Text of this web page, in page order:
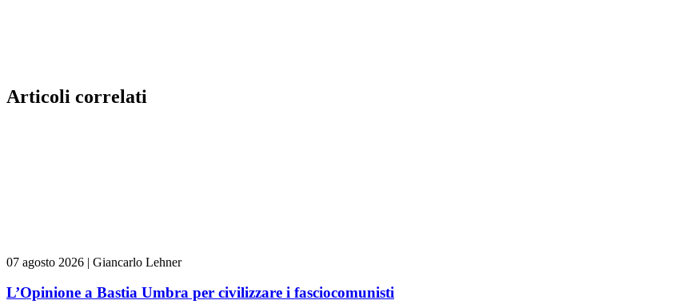
Articoli correlati
07 agosto 2026 | Giancarlo Lehner
L’Opinione a Bastia Umbra per civilizzare i fasciocomunisti